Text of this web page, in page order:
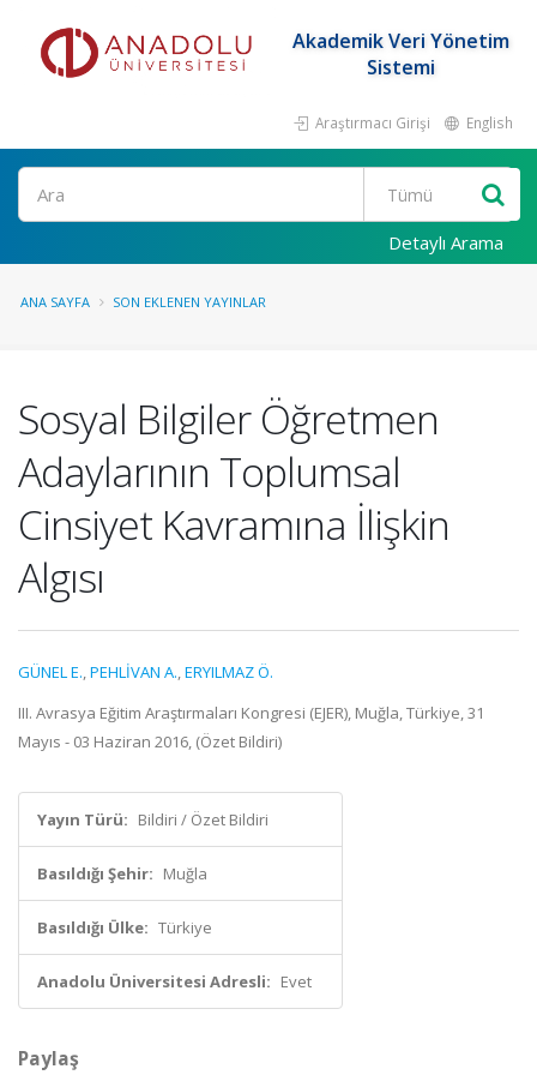
Akademik Veri Yönetim
Sistemi
Araştırmacı Girişi English
Ara
Detaylı Arama
ANA SAYFA SON EKLENEN YAYINLAR
Sosyal Bilgiler Öğretmen
Adaylarının Toplumsal
Cinsiyet Kavramına İlişkin
Algısı
GÜNEL E.,PEHLİVAN A.,ERYILMAZ Ö.
III. Avrasya Eğitim Araştırmaları Kongresi (EJER), Muğla, Türkiye, 31
Mayıs - 03 Haziran 2016, (Özet Bildiri)
Yayın Türü: Bildiri / Özet Bildiri
Basıldığı Şehir: Muğla
Basıldığı Ülke: Türkiye
Anadolu Üniversitesi Adresli: Evet
Paylaş